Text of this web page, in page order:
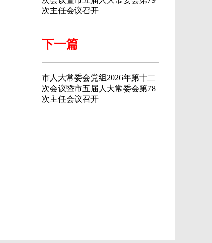
次主任会议召开
下一篇
市人大常委会党组2026年第十二
次会议暨市五届人大常委会第78
次主任会议召开